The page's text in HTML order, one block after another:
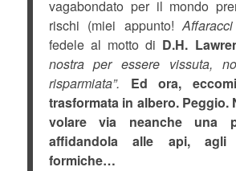
vagabondato per il mondo
rischi (miei appunto!
fedele al motto di D.H.
nostra per essere vissuta,
risparmiata”.
Ed ora,
trasformata in albero. Peggio.
volare via neanche una
affidandola alle api, agli
formiche…